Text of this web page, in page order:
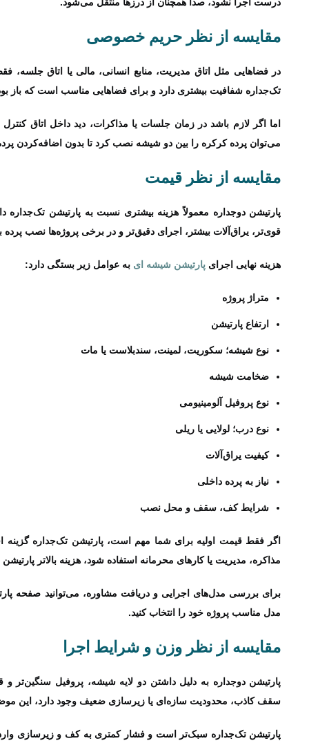
مقایسه از نظر حریم خصوصی
در فضاهایی مثل اتاق مدیریت، منابع انسانی، مالی یا اتاق
تک‌جداره شفافیت بیشتری دارد و برای فضاهایی مناسب است که باز
اما اگر لازم باشد در زمان جلسات یا مذاکرات، دید داخل اتاق
می‌توان پرده کرکره را بین دو شیشه نصب کرد تا بدون اضافه‌کردن
مقایسه از نظر قیمت
پارتیشن دوجداره معمولاً هزینه بیشتری نسبت به پارتیشن تک‌جداره
قوی‌تر، یراق‌آلات بیشتر، اجرای دقیق‌تر و در برخی پروژه‌ها نصب
هزینه نهایی اجرای پارتیشن شیشه‌ ای به عوامل زیر بستگی دارد:
متراژ پروژه
ارتفاع پارتیشن
نوع شیشه؛ سکوریت، لمینت، سندبلاست یا مات
ضخامت شیشه
نوع پروفیل آلومینیومی
نوع درب؛ لولایی یا ریلی
کیفیت یراق‌آلات
نیاز به پرده داخلی
شرایط کف، سقف و محل نصب
اگر فقط قیمت اولیه برای شما مهم است، پارتیشن تک‌جداره
مذاکره، مدیریت یا کارهای محرمانه استفاده شود، هزینه بالاتر
برای بررسی مدل‌های اجرایی و دریافت مشاوره، می‌توانید صفحه
مدل مناسب پروژه خود را انتخاب کنید.
مقایسه از نظر وزن و شرایط اجرا
پارتیشن دوجداره به دلیل داشتن دو لایه شیشه، پروفیل سنگین‌تر
سقف کاذب، محدودیت سازه‌ای یا زیرسازی ضعیف وجود دارد، این
پارتیشن تک‌جداره سبک‌تر است و فشار کمتری به کف و زیرسازی